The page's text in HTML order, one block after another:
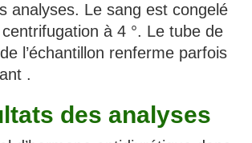
analyses. Le sang est congelé
à 4 °. Le tube de
l’échantillon renferme parfois
.
des analyses